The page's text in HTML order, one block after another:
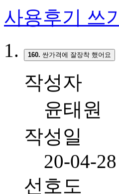
사용후기 쓰
160. 싼가격에 잘장착 했어요
작성자
윤태원
작성일
20-04-28
선호도